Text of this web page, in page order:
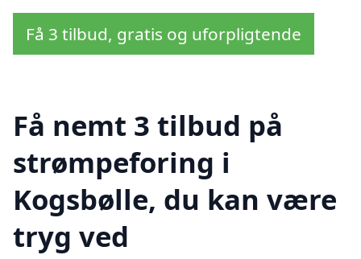
Få 3 tilbud, gratis og uforpligtende
Få nemt 3 tilbud på
strømpeforing i
Kogsbølle, du kan være
tryg ved